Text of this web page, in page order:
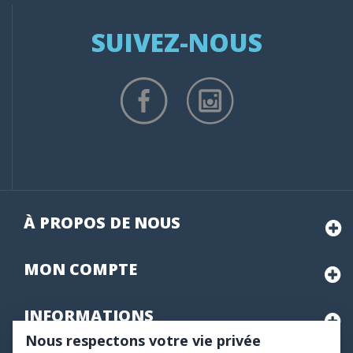
SUIVEZ-NOUS
À PROPOS DE NOUS
MON COMPTE
INFORMATIONS
Nous respectons votre vie privée